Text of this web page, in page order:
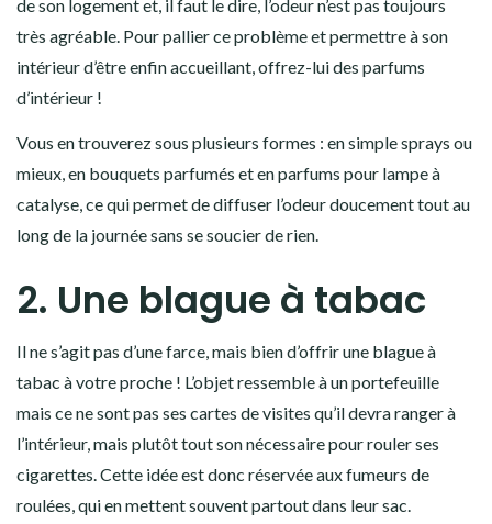
de son logement et, il faut le dire, l’odeur n’est pas toujours
très agréable. Pour pallier ce problème et permettre à son
intérieur d’être enfin accueillant, offrez-lui des parfums
d’intérieur !
Vous en trouverez sous plusieurs formes : en simple sprays ou
mieux, en bouquets parfumés et en parfums pour lampe à
catalyse, ce qui permet de diffuser l’odeur doucement tout au
long de la journée sans se soucier de rien.
2. Une blague à tabac
Il ne s’agit pas d’une farce, mais bien d’offrir une blague à
tabac à votre proche ! L’objet ressemble à un portefeuille
mais ce ne sont pas ses cartes de visites qu’il devra ranger à
l’intérieur, mais plutôt tout son nécessaire pour rouler ses
cigarettes. Cette idée est donc réservée aux fumeurs de
roulées, qui en mettent souvent partout dans leur sac.